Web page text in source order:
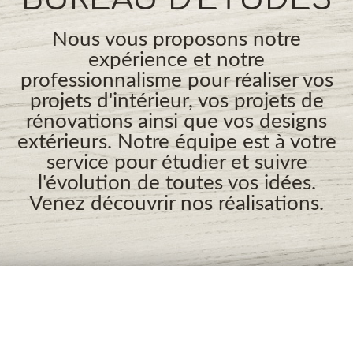
Nous vous proposons notre
expérience et notre
professionnalisme pour réaliser vos
projets d'intérieur, vos projets de
rénovations ainsi que vos designs
extérieurs. Notre équipe est à votre
service pour étudier et suivre
l'évolution de toutes vos idées.
Venez découvrir nos réalisations.